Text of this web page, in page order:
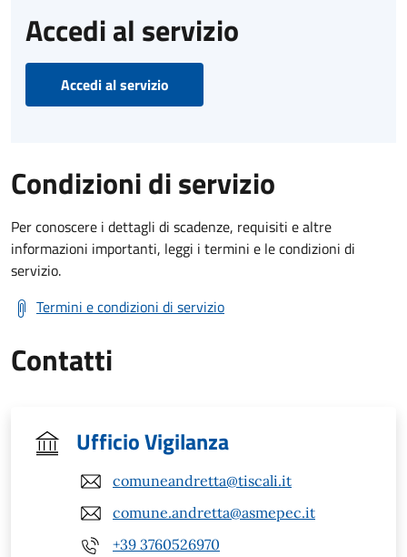
Accedi al servizio
Accedi al servizio
Condizioni di servizio
Per conoscere i dettagli di scadenze, requisiti e altre
informazioni importanti, leggi i termini e le condizioni di
servizio.
Termini e condizioni di servizio
Contatti
Ufficio Vigilanza
comuneandretta@tiscali.it
comune.andretta@asmepec.it
+39 3760526970